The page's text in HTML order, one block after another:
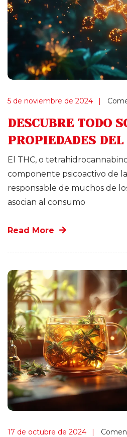
5 de noviembre de 2024
DESCUBRE TODO
PROPIEDADES DEL
El THC, o
componente psicoactivo de
responsable de muchos de
asocian al consumo
Read More
17 de octubre de 2024